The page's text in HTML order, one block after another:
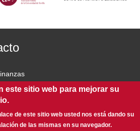
s/n 41018 Sevilla
este sitio web para mejorar su
de este sitio web usted nos está dando su
de las mismas en su navegador.